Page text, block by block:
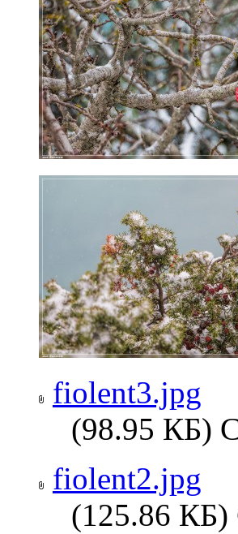
fiolent3.jpg
(98.95 КБ)
fiolent2.jpg
(125.86 КБ)